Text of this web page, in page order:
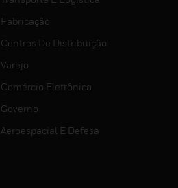
Fabricação
Centros De Distribuição
Varejo
Comércio Eletrônico
Governo
Aeroespacial E Defesa